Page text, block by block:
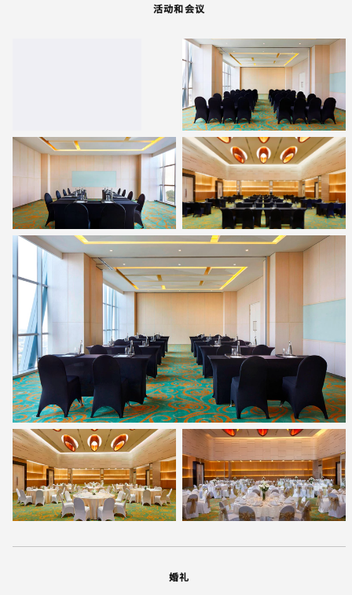
活动和会议
婚礼